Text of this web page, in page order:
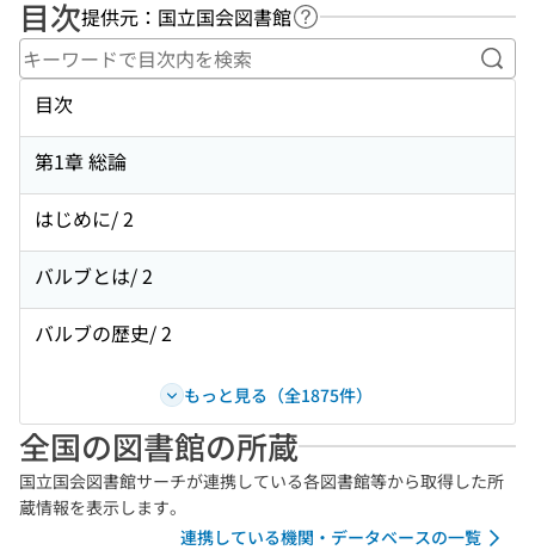
目次提供元：国立国会図書館 ヘルプページへのリンク
キ
目次
第1章 総論
はじめに/ 2
バルブとは/ 2
バルブの歴史/ 2
もっと見る（全1875件）
全国の図書館の所蔵
国立国会図書館サーチが連携している各図書館等から取得した所
蔵情報を表示します。
連携している機関・データベースの一覧